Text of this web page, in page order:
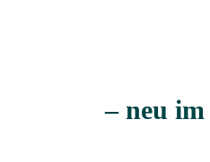
– neu im